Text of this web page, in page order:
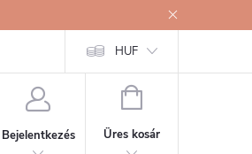
HUF
Bejelentkezés
KOSÁR
Üres kosár